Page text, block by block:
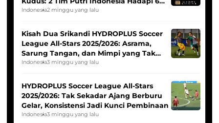
Tim Asia
Indonesia2 minggu yang lalu
Kisah Dua Srikandi HYDROPLUS Soccer
League All-Stars 2025/2026: Asrama,
Sarung Tangan, dan Mimpi yang Tak
Pernah Padam
Indonesia3 minggu yang lalu
HYDROPLUS Soccer League All-Stars
2025/2026: Tak Sekadar Ajang Berburu
Gelar, Konsistensi Jadi Kunci Pembinaan
Indonesia3 minggu yang lalu